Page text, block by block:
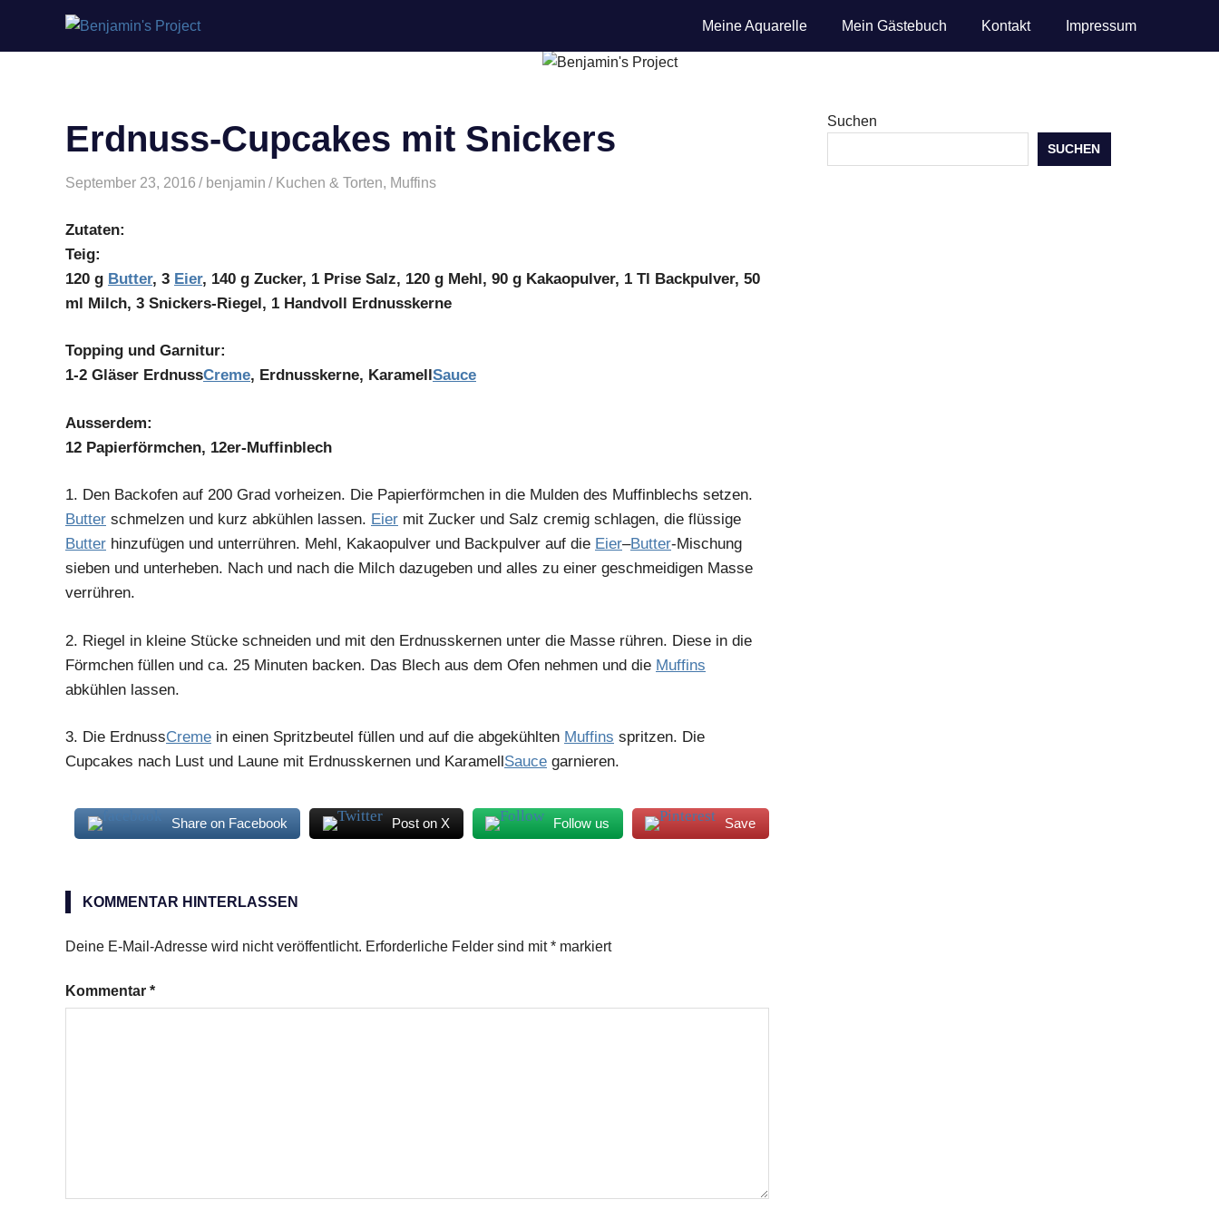
Meine Aquarelle Mein Gästebuch Kontakt Impressum
Erdnuss-Cupcakes mit Snickers
September 23, 2016 benjamin Kuchen & Torten, Muffins
Zutaten:
Teig:
120 g Butter, 3 Eier, 140 g Zucker, 1 Prise Salz, 120 g Mehl, 90 g Kakaopulver, 1 Tl Backpulver, 50
ml Milch, 3 Snickers-Riegel, 1 Handvoll Erdnusskerne
Topping und Garnitur:
1-2 Gläser ErdnussCreme, Erdnusskerne, KaramellSauce
Ausserdem:
12 Papierförmchen, 12er-Muffinblech
1. Den Backofen auf 200 Grad vorheizen. Die Papierförmchen in die Mulden des Muffinblechs setzen.
Butter schmelzen und kurz abkühlen lassen. Eier mit Zucker und Salz cremig schlagen, die flüssige
Butter hinzufügen und unterrühren. Mehl, Kakaopulver und Backpulver auf die Eier–Butter-Mischung
sieben und unterheben. Nach und nach die Milch dazugeben und alles zu einer geschmeidigen Masse
verrühren.
2. Riegel in kleine Stücke schneiden und mit den Erdnusskernen unter die Masse rühren. Diese in die
Förmchen füllen und ca. 25 Minuten backen. Das Blech aus dem Ofen nehmen und die Muffins
abkühlen lassen.
3. Die ErdnussCreme in einen Spritzbeutel füllen und auf die abgekühlten Muffins spritzen. Die
Cupcakes nach Lust und Laune mit Erdnusskernen und KaramellSauce garnieren.
Share on Facebook Post on X Follow us Save
Erdnüsse
KOMMENTAR HINTERLASSEN
Deine E-Mail-Adresse wird nicht veröffentlicht. Erforderliche Felder sind mit* markiert
Kommentar *
Suchen
SUCHEN